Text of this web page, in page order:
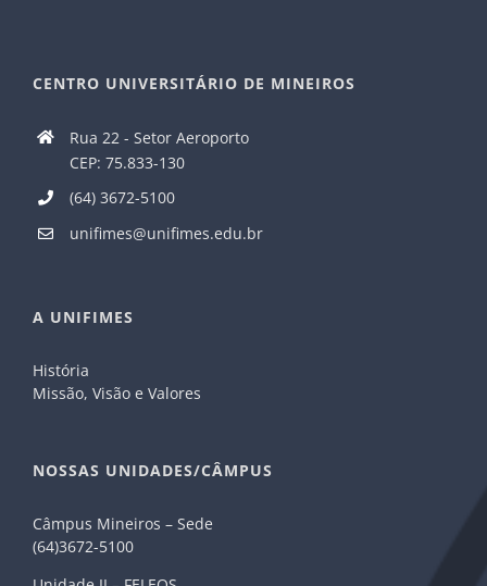
CENTRO UNIVERSITÁRIO DE MINEIROS
Rua 22 - Setor Aeroporto
CEP: 75.833-130
(64) 3672-5100
unifimes@unifimes.edu.br
A UNIFIMES
História
Missão, Visão e Valores
NOSSAS UNIDADES/CÂMPUS
Câmpus Mineiros – Sede
(64)3672-5100